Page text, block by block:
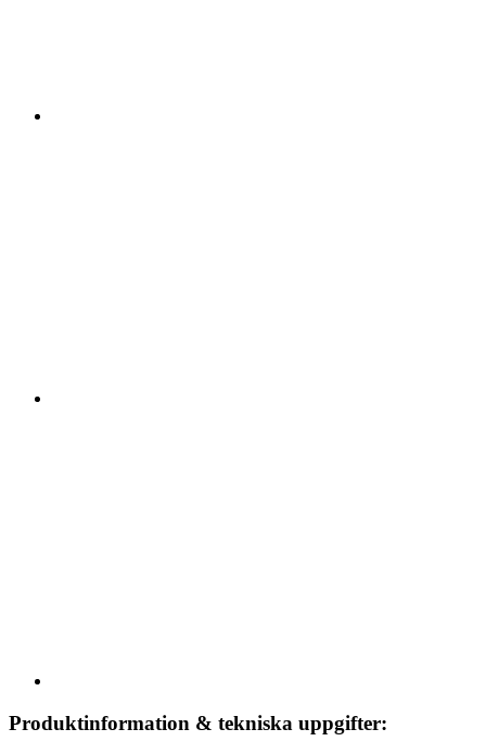
Produktinformation & tekniska uppgifter: